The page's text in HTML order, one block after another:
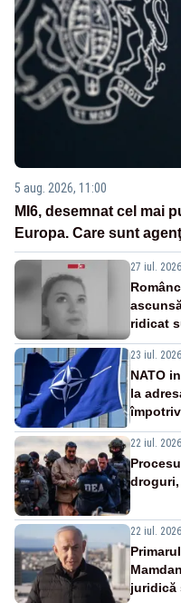
5 aug. 2026, 11:00
MI6, desemnat cel mai
Europa. Care sunt
27 iul.
ridicat
23 iul.
NATO
la
22 iul.
22 iul.
juridică